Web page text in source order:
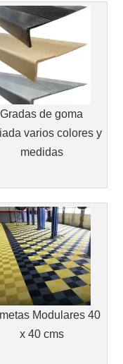
Gradas de goma
varios colores y
medidas
Modulares 40
x 40 cms